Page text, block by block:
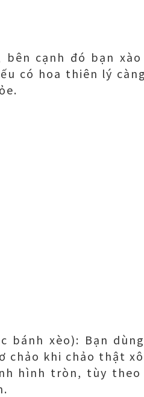
cạnh đó bạn
có hoa thiên lý
bánh xèo): Bạn
chảo khi chảo thật
hình tròn, tùy